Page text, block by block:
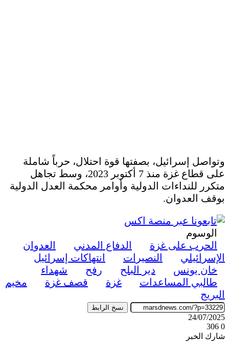
وتواصل إسرائيل، بصفتها قوة احتلال، حرباً شاملة
على قطاع غزة منذ 7 أكتوبر 2023، وسط تجاهل
متكرر للنداءات الدولية وأوامر محكمة العدل الدولية
بوقف العدوان.
الوسوم
الحرب على غزة
الدفاع المدني
العدوان
الإسرائيلي
النصيرات
انتهاكات إسرائيل
خان يونس
دير البلح رفح
شهداء
طالبي المساعدات
غزة قصف غزة
مخيم
البريج
نسخ الرابط
24/07/2025
0
شارك الخبر